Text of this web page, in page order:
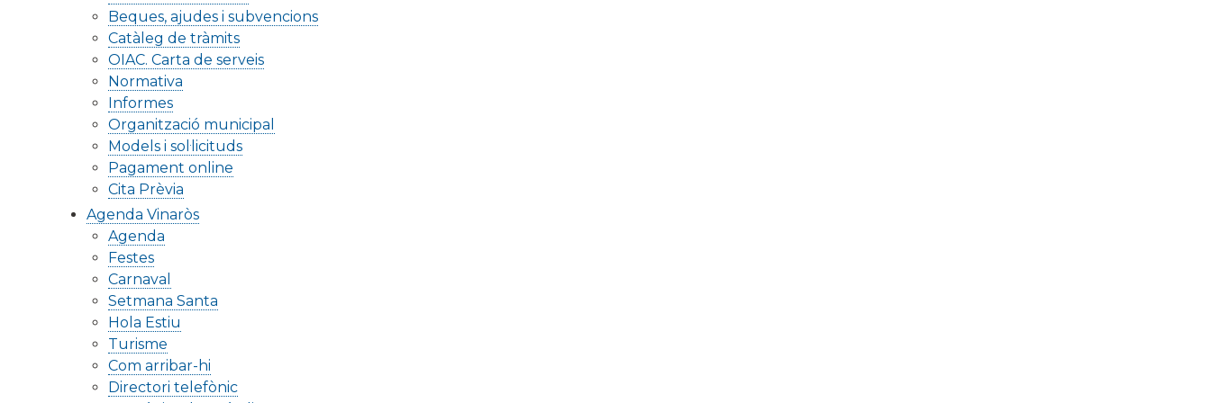
Beques, ajudes i subvencions
Catàleg de tràmits
OIAC. Carta de serveis
Normativa
Informes
Organització municipal
Models i sol·licituds
Pagament online
Cita Prèvia
Agenda Vinaròs
Agenda
Festes
Carnaval
Setmana Santa
Hola Estiu
Turisme
Com arribar-hi
Directori telefònic